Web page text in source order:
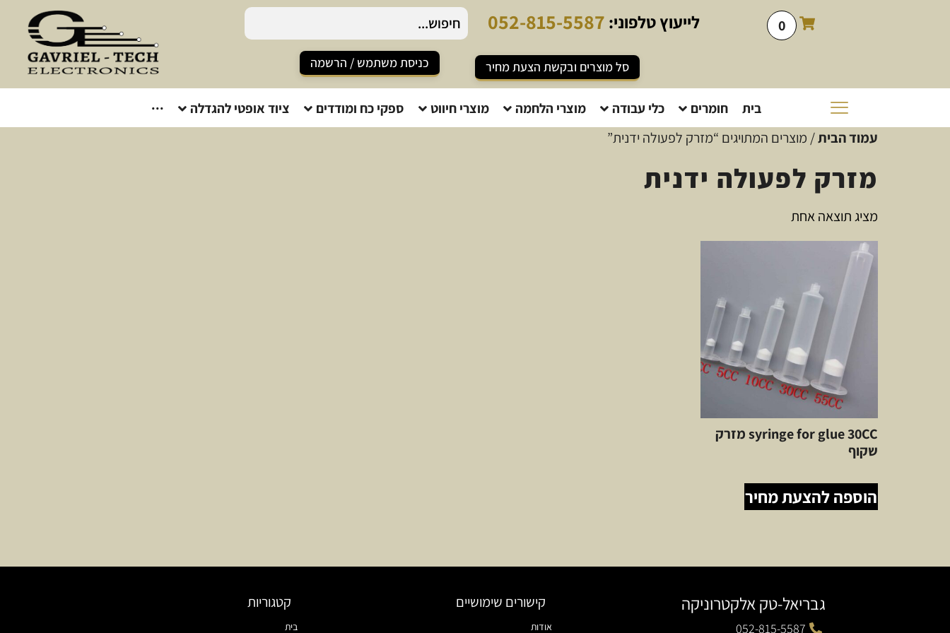
0 לייעוץטלפוני: 052-815-5587
סל מוצרים ובקשת הצעת מחיר כניסת משתמש / הרשמה
בית חומרים כלי עבודה מוצרי הלחמה מוצרי חיווט ספקי כח ומודדים ציוד אופטי להגדלה ···
עמוד הבית/ מוצרים המתויגים “מזרק לפעולה ידנית”
מזרק לפעולה ידנית
מציג תוצאה אחת
syringe for glue 30CC מזרק
שקוף
הוספה להצעת מחיר
גבריאל-טק אלקטרוניקה
052-815-5587
קישורים שימושיים
אודות
קטגוריות
בית